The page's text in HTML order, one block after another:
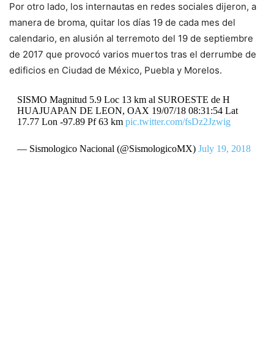
Por otro lado, los internautas en redes sociales dijeron, a
manera de broma, quitar los días 19 de cada mes del
calendario, en alusión al terremoto del 19 de septiembre
de 2017 que provocó varios muertos tras el derrumbe de
edificios en Ciudad de México, Puebla y Morelos.
SISMO Magnitud 5.9 Loc 13 km al SUROESTE de H
HUAJUAPAN DE LEON, OAX 19/07/18 08:31:54 Lat
17.77 Lon -97.89 Pf 63 km pic.twitter.com/fsDz2Jzwig
— Sismologico Nacional (@SismologicoMX) July 19, 2018